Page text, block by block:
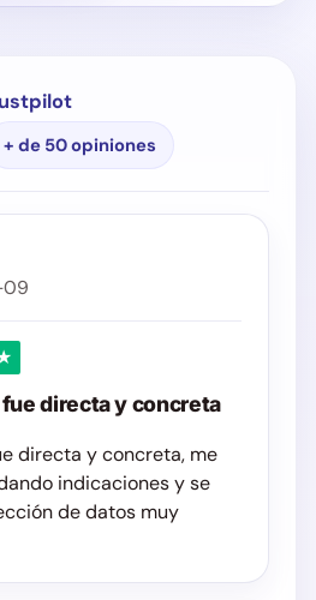
+ de 50 opiniones
directa y concreta
directa y concreta, me
indicaciones y se
de datos muy